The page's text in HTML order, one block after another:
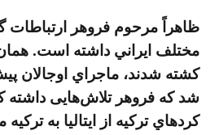
ظاهراً مرحوم فروهر ارتباطات
مختلف ايراني داشته است.
كشته شدند، ماجراي اوجالان
شد كه فروهر تلاش‌هايی داشته
كردهاي تركيه از ايتاليا به